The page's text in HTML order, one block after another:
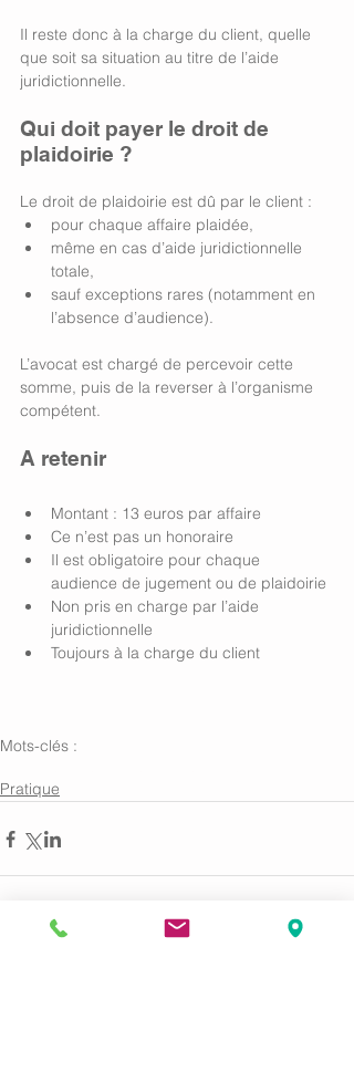
Il reste donc à la charge du client, quelle
que soit sa situation au titre de l’aide
juridictionnelle.
Qui doit payer le droit de
plaidoirie ?
Le droit de plaidoirie est dû par le client :
pour chaque affaire plaidée,
même en cas d’aide juridictionnelle
totale,
sauf exceptions rares (notamment en
l’absence d’audience).
L’avocat est chargé de percevoir cette
somme, puis de la reverser à l’organisme
compétent.
A retenir
Montant : 13 euros par affaire
Ce n’est pas un honoraire
Il est obligatoire pour chaque
audience de jugement ou de plaidoirie
Non pris en charge par l’aide
juridictionnelle
Toujours à la charge du client
Mots-clés :
Pratique